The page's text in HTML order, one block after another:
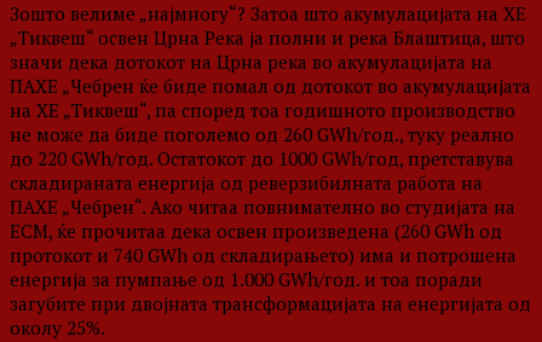
Зошто велиме „најмногу“? Затоа што акумулацијата на ХЕ
„Тиквеш“ освен Црна Река ја полни и река Блаштица, што
значи дека дотокот на Црна река во акумулацијата на
ПАХЕ „Чебрен ќе биде помал од дотокот во акумулацијата
на ХЕ „Тиквеш“, па според тоа годишното производство
не може да биде поголемо од 260 GWh/год., туку реално
до 220 GWh/год. Остатокот до 1000 GWh/год, претставува
складираната енергија од реверзибилната работа на
ПАХЕ „Чебрен“. Ако читаа повнимателно во студијата на
ЕСМ, ќе прочитаа дека освен произведена (260 GWh од
протокот и 740 GWh од складирањето) има и потрошена
енергија за пумпање од 1.000 GWh/год. и тоа поради
загубите при двојната трансформацијата на енергијата од
околу 25%.